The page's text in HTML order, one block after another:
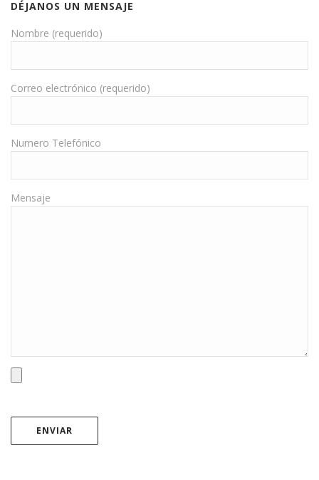
DÉJANOS UN MENSAJE
Nombre (requerido)
Correo electrónico (requerido)
Numero Telefónico
Mensaje